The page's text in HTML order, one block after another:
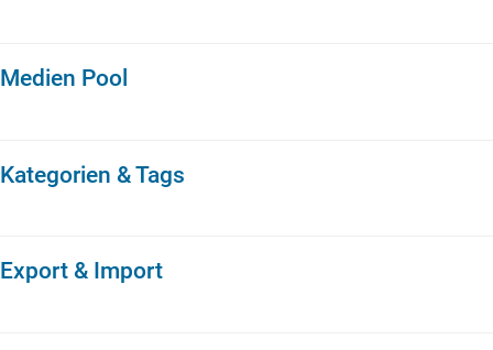
Medien Pool
Kategorien & Tags
Export & Import